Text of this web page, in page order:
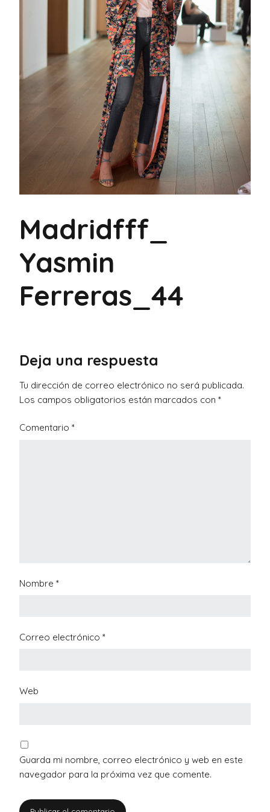
Madridfff_
Yasmin
Ferreras_44
Deja una respuesta
Tu dirección de correo electrónico no será publicada.
Los campos obligatorios están marcados con *
Comentario *
Nombre *
Correo electrónico *
Web
Guarda mi nombre, correo electrónico y web en este
navegador para la próxima vez que comente.